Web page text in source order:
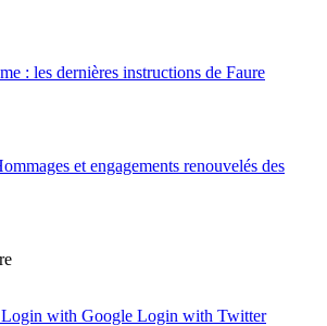
: les dernières instructions de Faure
et engagements renouvelés des
Login with Google Login with Twitter